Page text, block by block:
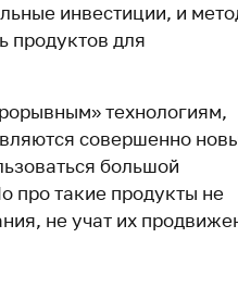
инвестиции, и
продуктов для
технологиям,
совершенно
большой
про такие продукты не
не учат их